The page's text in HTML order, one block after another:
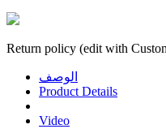
Return policy (edit with
الوصف
Product Details
Video